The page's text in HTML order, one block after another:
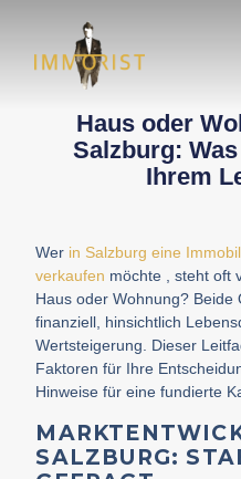
Haus oder
Salzburg:
Ihrem
Wer in Salzburg eine
verkaufen möchte , steht oft
Haus oder Wohnung? Beide
finanziell, hinsichtlich
Wertsteigerung. Dieser
Faktoren für Ihre
Hinweise für eine fundierte
SALZBURG: